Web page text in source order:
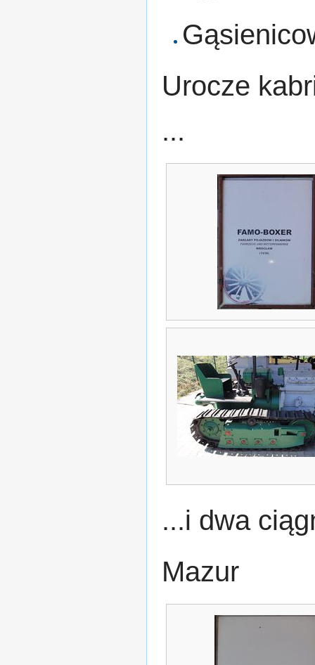
Urocze
...
...i dwa
Mazur